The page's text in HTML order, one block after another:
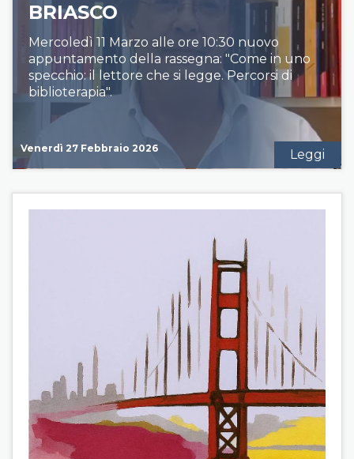
BRIASCO
Mercoledì 11 Marzo alle ore 10:30 nuovo
appuntamento della rassegna: "Come in uno
specchio: il lettore che si legge. Percorsi di
biblioterapia".
Venerdì 27 Febbraio 2026 Leggi